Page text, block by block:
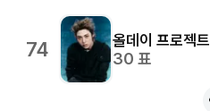
74 올데이 프로젝트
30 표